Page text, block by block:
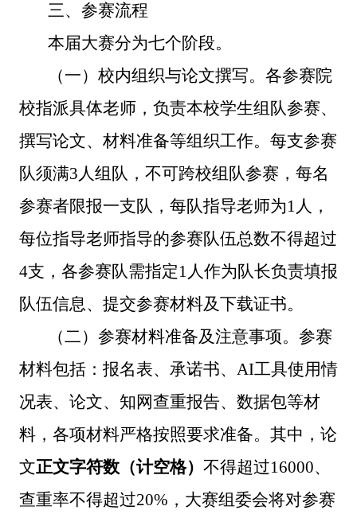
三、参赛流程
本届大赛分为七个阶段。
（一） 校内组织与论文撰写。 各参赛院
校指派具体老师， 负责本校学生组队参赛、
撰写论文、材料准备等组织工作。 每支参赛
队须满3人组队，不可跨校组队参赛， 每名
参赛者限报一支队，每队指导老师为1人，
每位指导老师指导的参赛队伍总数不得超过
4支 ， 各参赛队需指定1人作为队长负责填报
队伍信息、提交参赛材料及下载证书。
（二）参赛材料准备及注意事项。 参赛
材料包括：报名表、承诺书、 AI工具使用情
况表、 论文、知网查重报告、数据包等材
料，各项材料严格按照要求准备。其中， 论
文正文字符数（计空格） 不得超过16000、
查重率不得超过20%， 大赛组委会将对参赛